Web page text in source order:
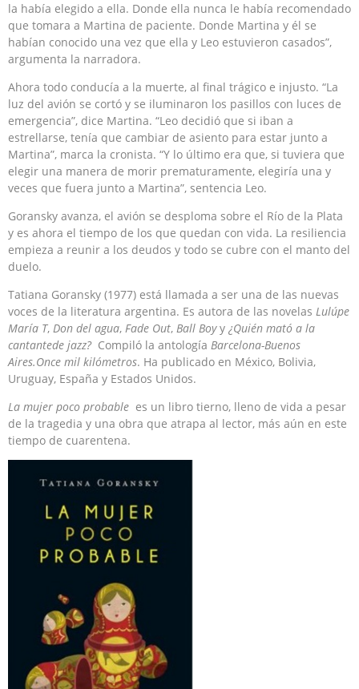
la había elegido a ella. Donde ella nunca le había recomendado
que tomara a Martina de paciente. Donde Martina y él se
habían conocido una vez que ella y Leo estuvieron casados”,
argumenta la narradora.
Ahora todo conducía a la muerte, al final trágico e injusto. “La
luz del avión se cortó y se iluminaron los pasillos con luces de
emergencia”, dice Martina. “Leo decidió que si iban a
estrellarse, tenía que cambiar de asiento para estar junto a
Martina”, marca la cronista. “Y lo último era que, si tuviera que
elegir una manera de morir prematuramente, elegiría una y
veces que fuera junto a Martina”, sentencia Leo.
Goransky avanza, el avión se desploma sobre el Río de la Plata
y es ahora el tiempo de los que quedan con vida. La resiliencia
empieza a reunir a los deudos y todo se cubre con el manto del
duelo.
Tatiana Goransky (1977) está llamada a ser una de las nuevas
voces de la literatura argentina. Es autora de las novelas Lulúpe
María T, Don del agua, Fade Out, Ball Boyy ¿Quién mató a la
cantantede jazz? Compiló la antología Barcelona-Buenos
Aires.Once mil kilómetros. Ha publicado en México, Bolivia,
Uruguay, España y Estados Unidos.
La mujer poco probable es un libro tierno, lleno de vida a pesar
de la tragedia y una obra que atrapa al lector, más aún en este
tiempo de cuarentena.